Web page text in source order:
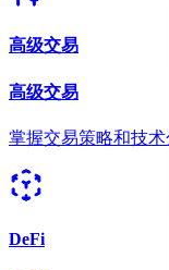
高级交易
高级交易
掌握交易策略和技术
DeFi